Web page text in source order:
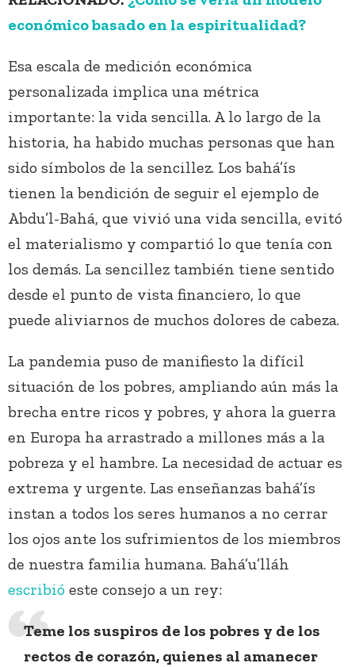
económico basado en la espiritualidad?
Esa escala de medición económica
personalizada implica una métrica
importante: la vida sencilla. A lo largo de la
historia, ha habido muchas personas que han
sido símbolos de la sencillez. Los bahá’ís
tienen la bendición de seguir el ejemplo de
Abdu’l-Bahá, que vivió una vida sencilla, evitó
el materialismo y compartió lo que tenía con
los demás. La sencillez también tiene sentido
desde el punto de vista financiero, lo que
puede aliviarnos de muchos dolores de cabeza.
La pandemia puso de manifiesto la difícil
situación de los pobres, ampliando aún más la
brecha entre ricos y pobres, y ahora la guerra
en Europa ha arrastrado a millones más a la
pobreza y el hambre. La necesidad de actuar es
extrema y urgente. Las enseñanzas bahá’ís
instan a todos los seres humanos a no cerrar
los ojos ante los sufrimientos de los miembros
de nuestra familia humana. Bahá’u’lláh
escribió este consejo a un rey:
Teme los suspiros de los pobres y de los
rectos de corazón, quienes al amanecer